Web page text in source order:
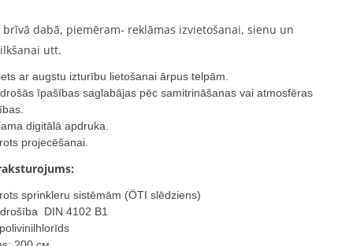
brīvā dabā, piemēram- reklāmas izvietošanai, sienu un
utt.
ar augstu izturību lietošanai ārpus telpām.
īpašības saglabājas pēc samitrināšanas vai atmosfēras
digitālā apdruka.
projecēšanai.
sprinkleru sistēmām (ÖTI slēdziens)
DIN 4102 B1